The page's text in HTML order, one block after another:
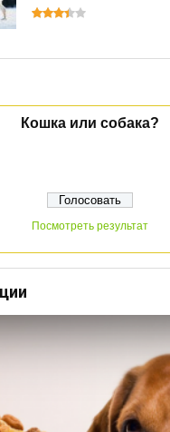
Кошка или собака?
Посмотреть результат